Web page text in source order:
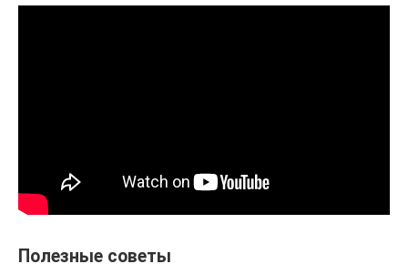
Полезные советы